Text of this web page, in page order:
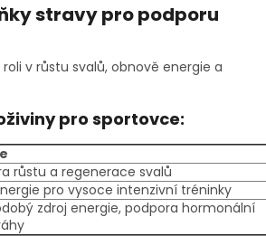
stravy pro podporu
v růstu svalů, obnově energie a
pro sportovce:
růstu a regenerace svalů
pro vysoce intenzivní tréninky
zdroj energie, podpora hormonální